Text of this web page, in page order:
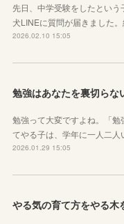
先日、中学受験をしたとい
犬LINEに質問が届きました
2026.02.10 15:05
勉強はあなたを裏切らな
勉強って大変ですよね。「勉
てやる子は、学年に一人二人
2026.01.29 15:05
やる気の育て方をやる木